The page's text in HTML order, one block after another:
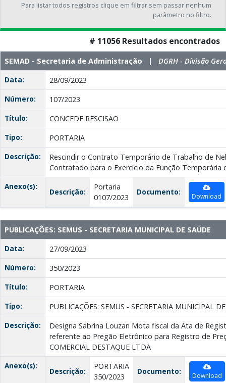
Para listar todos registros clique em filtrar sem passar nenhum
parâmetro no filtro.
# 11056 Resultados encontrados
SEMAD - Secretaria de Administração | DGRH - Divisão
Data:
28/09/2023
Número:
107/2023
Título:
CONCEDE RESCISÃO
Tipo:
PORTARIA
Descrição:
Rescindir o Contrato Temporário de Trabalho de
Contratado para o Exercício da Função Temporária
Anexo(s):
Descrição:
Portaria
0107/2023
Documento: Download
PUBLICAÇÕES: SEMUS - SECRETARIA MUNICIPAL DE SAÚDE
Data:
27/09/2023
Número:
350/2023
Título:
PORTARIA
Tipo:
PUBLICAÇÕES: SEMUS - SECRETARIA MUNICIPAL
Descrição:
Designa Sabrina Louzan Mota fiscal da Ata de
referente ao Pregão Eletrônico para Registro de
COMERCIAL DESTAQUE LTDA
Anexo(s):
Descrição:
PORTARIA
350/2023
Documento: Download